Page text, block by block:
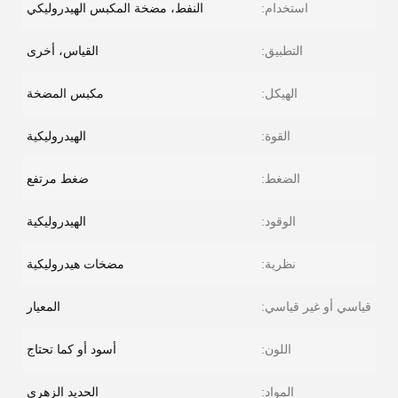
استخدام: النفط، مضخة المكبس الهيدروليكي
التطبيق: القياس، أخرى
الهيكل: مكبس المضخة
القوة: الهيدروليكية
الضغط: ضغط مرتفع
الوقود: الهيدروليكية
نظرية: مضخات هيدروليكية
قياسي أو غير قياسي: المعيار
اللون: أسود أو كما تحتاج
المواد: الحديد الزهري